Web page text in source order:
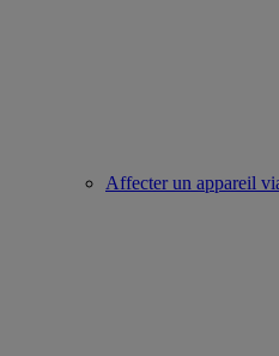
Affecter un appareil